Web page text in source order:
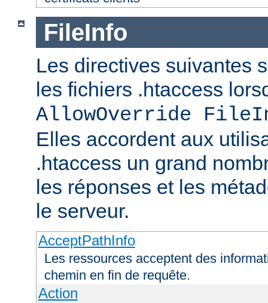
FileInfo
Les directives suivantes
les fichiers .htaccess
AllowOverride
Elles accordent aux
.htaccess un grand
les réponses et les
le serveur.
AcceptPathInfo
Les ressources acceptent des
chemin en fin de requête.
Action